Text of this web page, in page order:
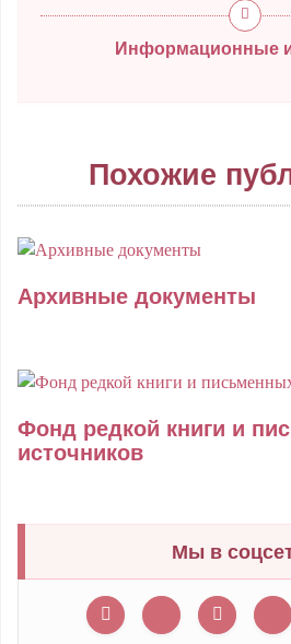
Информационные
Похожие
Архивные документы
Фонд редкой книги и
источников
Мы в